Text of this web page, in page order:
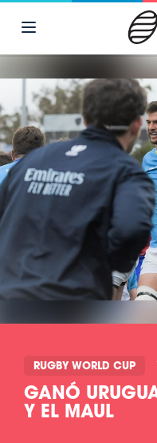
RUGBY WORLD CUP
GANÓ
Y EL MAUL